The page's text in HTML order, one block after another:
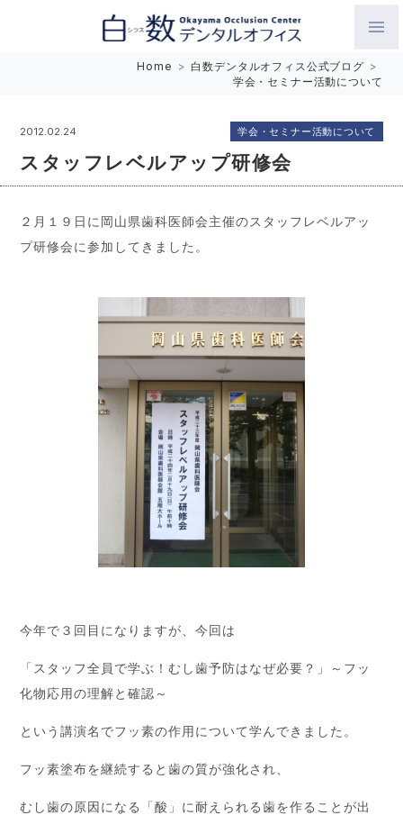
Home > 白数デンタルオフィス公式ブログ >
学会・セミナー活動について
2012.02.24
スタッフレベルアップ研修会
学会・セミナー活動について
２月１９日に岡山県歯科医師会主催のスタッフレベルアッ
プ研修会に参加してきました。
今年で３回目になりますが、今回は
「スタッフ全員で学ぶ！むし歯予防はなぜ必要？」～フッ
化物応用の理解と確認～
という講演名でフッ素の作用について学んできました。
フッ素塗布を継続すると歯の質が強化され、
むし歯の原因になる「酸」に耐えられる歯を作ることが出